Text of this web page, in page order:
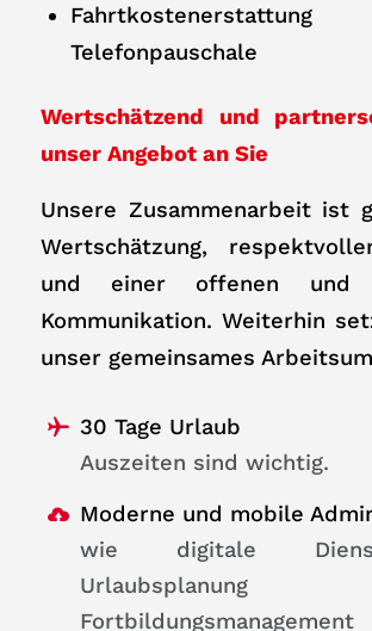
Telefonpauschale
Wertschätzend und
unser Angebot an Sie
Unsere Zusammenarbeit ist
Wertschätzung,
und einer offenen und
Kommunikation. Weiterhin
unser gemeinsames
30 Tage Urlaub
Auszeiten sind wichtig.
Moderne und mobile
wie digitale